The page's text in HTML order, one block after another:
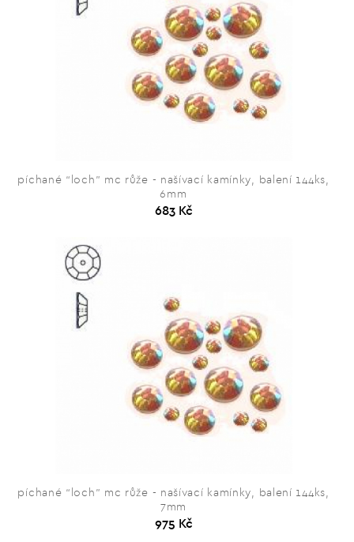
píchané “loch” mc růže - našívací kamínky, balení 144ks,
6mm
683 Kč
píchané “loch” mc růže - našívací kamínky, balení 144ks,
7mm
975 Kč